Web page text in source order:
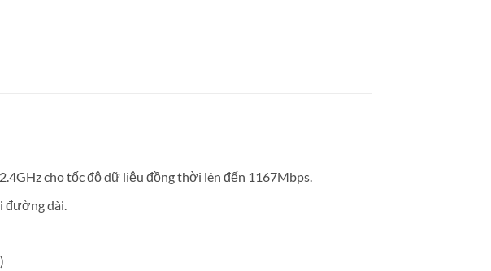
cho tốc độ dữ liệu đồng thời lên đến 1167Mbps.
đường dài.